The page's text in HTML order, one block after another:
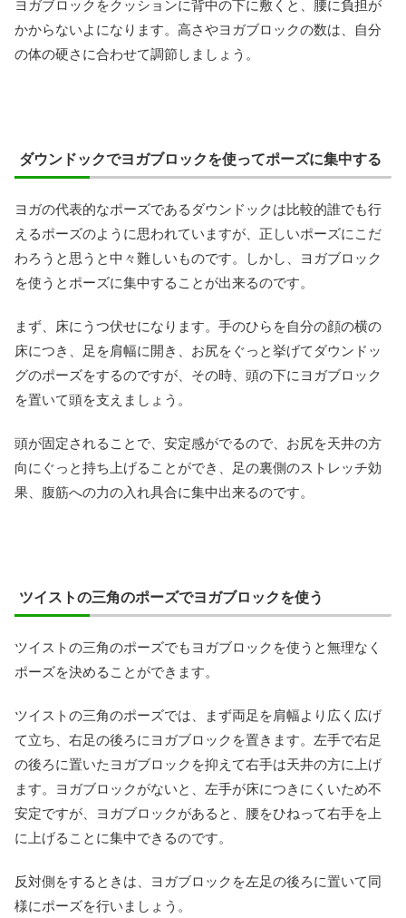
ヨガブロックをクッションに背中の下に敷くと、腰に負担が
かからないよになります。高さやヨガブロックの数は、自分
の体の硬さに合わせて調節しましょう。
ダウンドックでヨガブロックを使ってポーズに集中する
ヨガの代表的なポーズであるダウンドックは比較的誰でも行
えるポーズのように思われていますが、正しいポーズにこだ
わろうと思うと中々難しいものです。しかし、ヨガブロック
を使うとポーズに集中することが出来るのです。
まず、床にうつ伏せになります。手のひらを自分の顔の横の
床につき、足を肩幅に開き、お尻をぐっと挙げてダウンドッ
グのポーズをするのですが、その時、頭の下にヨガブロック
を置いて頭を支えましょう。
頭が固定されることで、安定感がでるので、お尻を天井の方
向にぐっと持ち上げることができ、足の裏側のストレッチ効
果、腹筋への力の入れ具合に集中出来るのです。
ツイストの三角のポーズでヨガブロックを使う
ツイストの三角のポーズでもヨガブロックを使うと無理なく
ポーズを決めることができます。
ツイストの三角のポーズでは、まず両足を肩幅より広く広げ
て立ち、右足の後ろにヨガブロックを置きます。左手で右足
の後ろに置いたヨガブロックを抑えて右手は天井の方に上げ
ます。ヨガブロックがないと、左手が床につきにくいため不
安定ですが、ヨガブロックがあると、腰をひねって右手を上
に上げることに集中できるのです。
反対側をするときは、ヨガブロックを左足の後ろに置いて同
様にポーズを行いましょう。